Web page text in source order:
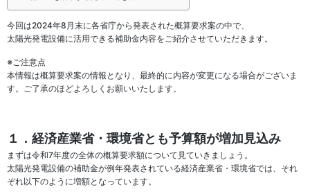
今回は2024年8月末に各省庁から発表された概算要求案の中で、
太陽光発電設備に活用できる補助金内容をご紹介させていただきます。
※ご注意点
本情報は概算要求案の情報となり、最終的に内容が変更になる場合がございま
す。ご了承のほどよろしくお願いいたします。
１．経済産業省・環境省とも予算額が増加見込み
まずは令和7年度の全体の概算要求額について見ていきましょう。
太陽光発電設備の補助金が例年発表されている経済産業省・環境省では、それ
ぞれ以下のように増額となっています。